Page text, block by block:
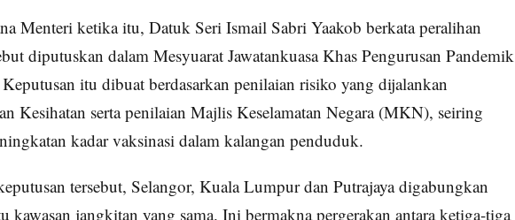
Menteri ketika itu, Datuk Seri Ismail Sabri Yaakob berkata peralihan
diputuskan dalam Mesyuarat Jawatankuasa Khas Pengurusan Pandemik
itu dibuat berdasarkan penilaian risiko yang dijalankan
Kesihatan serta penilaian Majlis Keselamatan Negara (MKN), seiring
kadar vaksinasi dalam kalangan penduduk.
tersebut, Selangor, Kuala Lumpur dan Putrajaya digabungkan
kawasan jangkitan yang sama. Ini bermakna pergerakan antara ketiga-tiga